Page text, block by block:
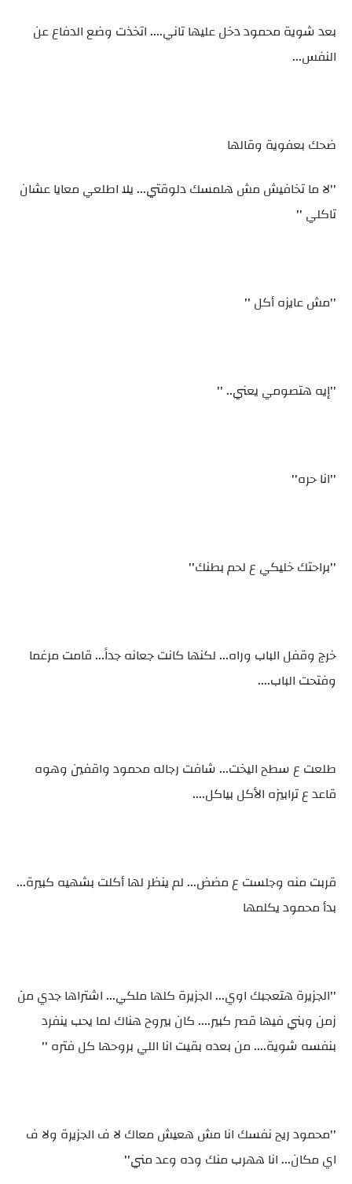
بعد شوية محمود دخل عليها تاني.... اتخذت وضع الدفاع عن
النفس...
ضحك بعفوية وقالها
''لا ما تخافيش مش هلمسك دلوقتي... يلا اطلعي معايا عشان
تاكلي ''
''مش عايزه أكل ''
''إيه هتصومي يعني.. ''
''انا حره''
''براحتك خليكي ع لحم بطنك''
خرج وقفل الباب وراه... لكنها كانت جعانه جداً... قامت مرغما
وفتحت الباب....
طلعت ع سطح اليخت... شافت رجاله محمود واقفين وهوه
قاعد ع ترابيزه الأكل بياكل....
قربت منه وجلست ع مضض... لم ينظر لها أكلت بشهيه كبيرة...
بدأ محمود يكلمها
''الجزيرة هتعجبك اوي... الجزيرة كلها ملكي... اشتراها جدي من
زمن وبني فيها قصر كبير.... كان بيروح هناك لما يحب ينفرد
بنفسه شوية.... من بعده بقيت انا اللي بروحها كل فتره ''
''محمود ريح نفسك انا مش هعيش معاك لا ف الجزيرة ولا ف
اي مكان... انا ههرب منك وده وعد مني''